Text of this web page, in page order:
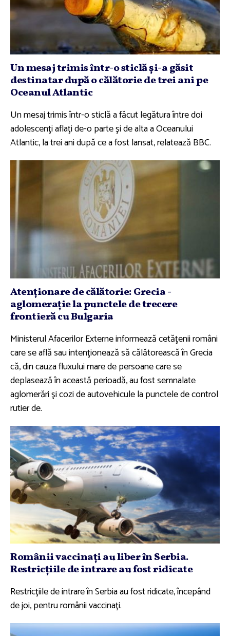
Un mesaj trimis într-o sticlă şi-a găsit
destinatar după o călătorie de trei ani pe
Oceanul Atlantic
Un mesaj trimis într-o sticlă a făcut legătura între doi
adolescenţi aflaţi de-o parte şi de alta a Oceanului
Atlantic, la trei ani după ce a fost lansat, relatează BBC.
Atenţionare de călătorie: Grecia -
aglomeraţie la punctele de trecere
frontieră cu Bulgaria
Ministerul Afacerilor Externe informează cetăţenii români
care se află sau intenţionează să călătorească în Grecia
că, din cauza fluxului mare de persoane care se
deplasează în această perioadă, au fost semnalate
aglomerări şi cozi de autovehicule la punctele de control
rutier de.
Românii vaccinaţi au liber în Serbia.
Restricţiile de intrare au fost ridicate
Restricţiile de intrare în Serbia au fost ridicate, începând
de joi, pentru românii vaccinaţi.